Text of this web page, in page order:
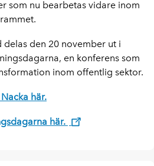
som nu bearbetas vidare inom
delas den 20 november ut i
en konferens som
inom offentlig sektor.
här.
här.